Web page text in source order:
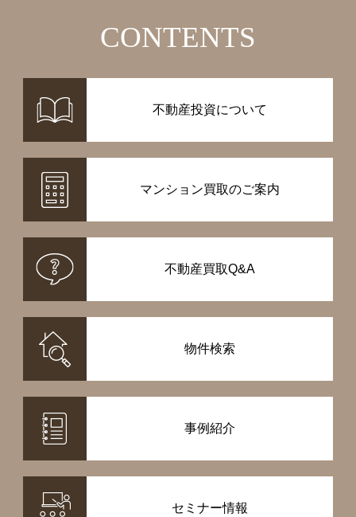
CONTENTS
不動産投資について
マンション買取のご案内
不動産買取Q&A
物件検索
事例紹介
セミナー情報